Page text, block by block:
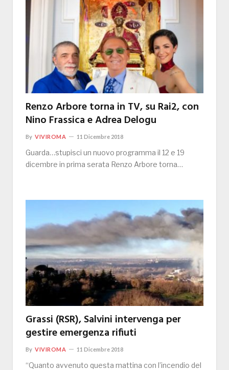
Renzo Arbore torna in TV, su Rai2, con
Nino Frassica e Adrea Delogu
By VIVIROMA 11 Dicembre 2018
Guarda…stupisci un nuovo programma il 12 e 19
dicembre in prima serata Renzo Arbore torna…
Grassi (RSR), Salvini intervenga per
gestire emergenza rifiuti
By VIVIROMA 11 Dicembre 2018
“Quanto avvenuto questa mattina con l’incendio del